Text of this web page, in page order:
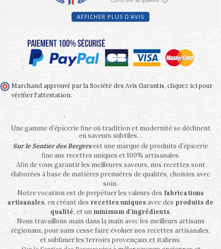
AFFICHER PLUS D'AVIS
Marchand approuvé par la Société des Avis Garantis, cliquez ici pour
vérifier l'attestation.
Une gamme d’épicerie fine où tradition et modernité se déclinent
en saveurs subtiles…
Sur le Sentier des Bergersest une marque de produits d’épicerie
fine aux recettes uniques et 100% artisanales.
Afin de vous garantir les meilleures saveurs, nos recettes sont
élaborées à base de matières premières de qualités, choisies avec
soin.
Notre vocation est de perpétuer les valeurs des fabrications
artisanales, en créant des recettes uniquesavec des produits de
qualité, et un minimum d'ingrédients.
Nous travaillons main dans la main avec les meilleurs artisans
régionaux, pour sans cesse faire évoluer nos recettes artisanales,
et sublimer les terroirs provençaux et italiens.